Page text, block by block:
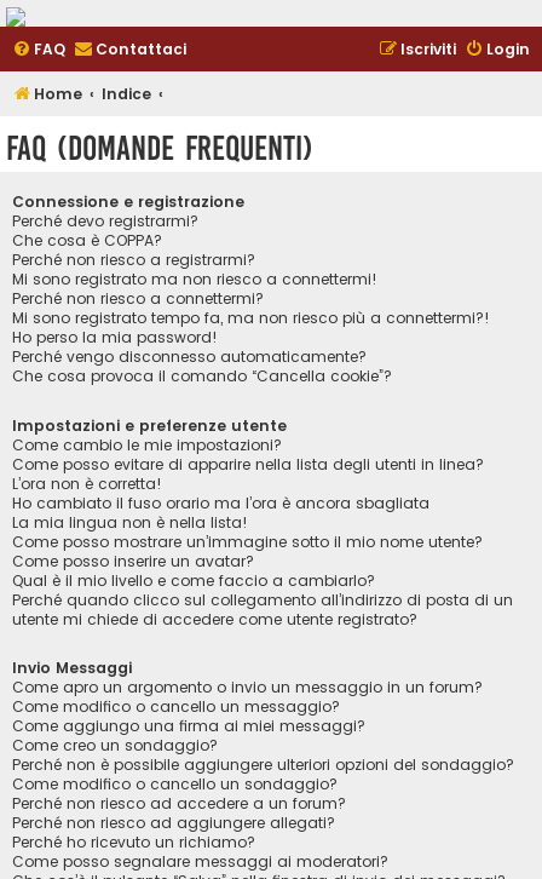
FAQ Contattaci Login
Iscriviti
Home Indice
FAQ (Domande Frequenti)
Connessione e registrazione
Perché devo registrarmi?
Che cosa è COPPA?
Perché non riesco a registrarmi?
Mi sono registrato ma non riesco a connettermi!
Perché non riesco a connettermi?
Mi sono registrato tempo fa, ma non riesco più a connettermi?!
Ho perso la mia password!
Perché vengo disconnesso automaticamente?
Che cosa provoca il comando “Cancella cookie”?
Impostazioni e preferenze utente
Come cambio le mie impostazioni?
Come posso evitare di apparire nella lista degli utenti in linea?
L’ora non è corretta!
Ho cambiato il fuso orario ma l’ora è ancora sbagliata
La mia lingua non è nella lista!
Come posso mostrare un’immagine sotto il mio nome utente?
Come posso inserire un avatar?
Qual è il mio livello e come faccio a cambiarlo?
Perché quando clicco sul collegamento all’indirizzo di posta di un
utente mi chiede di accedere come utente registrato?
Invio Messaggi
Come apro un argomento o invio un messaggio in un forum?
Come modifico o cancello un messaggio?
Come aggiungo una firma ai miei messaggi?
Come creo un sondaggio?
Perché non è possibile aggiungere ulteriori opzioni del sondaggio?
Come modifico o cancello un sondaggio?
Perché non riesco ad accedere a un forum?
Perché non riesco ad aggiungere allegati?
Perché ho ricevuto un richiamo?
Come posso segnalare messaggi ai moderatori?